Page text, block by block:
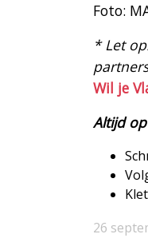
Foto:
* Let
Wil je
Altijd
26